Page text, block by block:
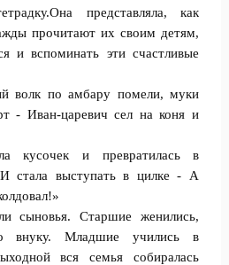
представляла, как
прочитают их своим детям,
и вспоминать эти счастливые
волк по амбару помели, муки
- Иван-царевич сел на коня и
кусочек и превратилась в
стала выступать в цилке - А
сыновья. Старшие женились,
внуку. Младшие учились в
вся семья собиралась